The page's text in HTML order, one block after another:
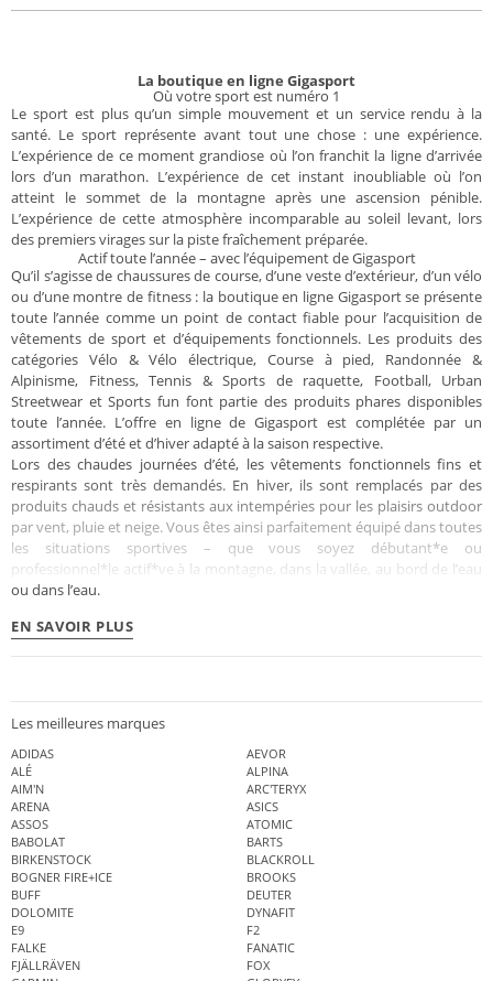
La boutique en ligne Gigasport
Où votre sport est numéro 1
Le sport est plus qu’un simple mouvement et un service rendu à la
santé. Le sport représente avant tout une chose : une expérience.
L’expérience de ce moment grandiose où l’on franchit la ligne d’arrivée
lors d’un marathon. L’expérience de cet instant inoubliable où l’on
atteint le sommet de la montagne après une ascension pénible.
L’expérience de cette atmosphère incomparable au soleil levant, lors
des premiers virages sur la piste fraîchement préparée.
Actif toute l’année – avec l’équipement de Gigasport
Qu’il s’agisse de chaussures de course, d’une veste d’extérieur, d’un vélo
ou d’une montre de fitness : la boutique en ligne Gigasport se présente
toute l’année comme un point de contact fiable pour l’acquisition de
vêtements de sport et d’équipements fonctionnels. Les produits des
catégories Vélo & Vélo électrique, Course à pied, Randonnée &
Alpinisme, Fitness, Tennis & Sports de raquette, Football, Urban
Streetwear et Sports fun font partie des produits phares disponibles
toute l’année. L’offre en ligne de Gigasport est complétée par un
assortiment d’été et d’hiver adapté à la saison respective.
Lors des chaudes journées d’été, les vêtements fonctionnels fins et
respirants sont très demandés. En hiver, ils sont remplacés par des
produits chauds et résistants aux intempéries pour les plaisirs outdoor
par vent, pluie et neige. Vous êtes ainsi parfaitement équipé dans toutes
les situations sportives – que vous soyez débutant*e ou
professionnel*le actif*ve à la montagne, dans la vallée, au bord de l’eau
ou dans l’eau.
EN SAVOIR PLUS
Les meilleures marques
ADIDAS
AEVOR
ALÉ
ALPINA
AIM'N
ARC'TERYX
ARENA
ASICS
ASSOS
ATOMIC
BABOLAT
BARTS
BIRKENSTOCK
BLACKROLL
BOGNER FIRE+ICE
BROOKS
BUFF
DEUTER
DOLOMITE
DYNAFIT
E9
F2
FALKE
FANATIC
FJÄLLRÄVEN
FOX